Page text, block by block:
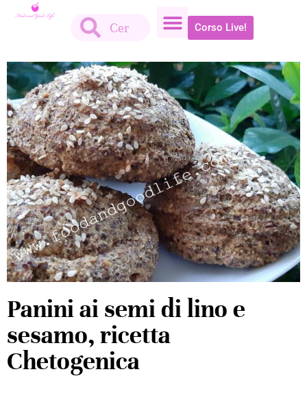
Corso Live!
Panini ai semi di lino e
sesamo, ricetta
Chetogenica